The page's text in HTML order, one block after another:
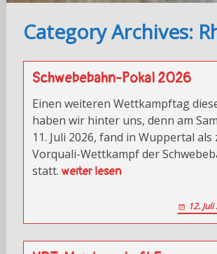
Category Archives:
Schwebebahn-Pokal 2026
Einen weiteren Wettkampftag
haben wir hinter uns, denn am
11. Juli 2026, fand in Wuppertal
Vorquali-Wettkampf der
statt. weiter lesen
12.